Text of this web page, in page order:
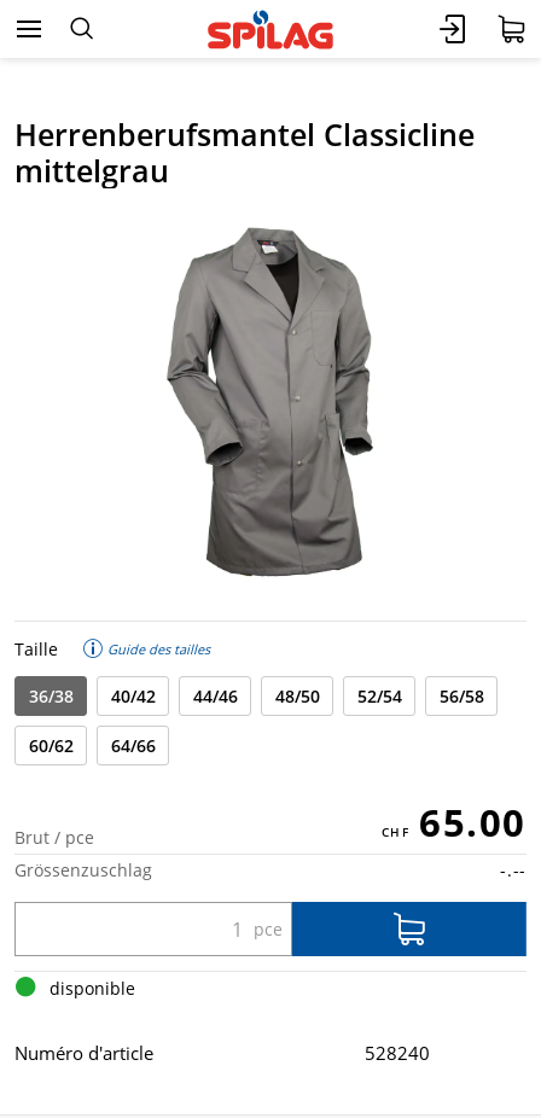
Herrenberufsmantel Classicline
mittelgrau
Taille Guide des tailles
36/38 40/42 44/46 48/50 52/54 56/58
60/62 64/66
Brut / pce 65.00
Grössenzuschlag -.--
disponible
Numéro d'article 528240